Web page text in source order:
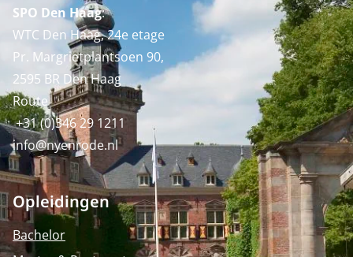
SPO Den Haag:
WTC Den Haag, 24e etage
Pr. Margrietplantsoen 90,
2595 BR Den Haag
Route
+31 (0)346 29 1211
info@nyenrode.nl
Opleidingen
Bachelor